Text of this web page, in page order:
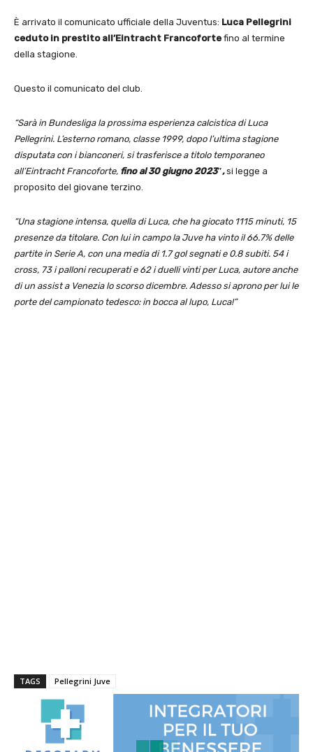
È arrivato il comunicato ufficiale della Juventus: Luca Pellegrini
ceduto in prestito all’Eintracht Francoforte fino al termine
della stagione.
Questo il comunicato del club.
“Sarà in Bundesliga la prossima esperienza calcistica di Luca
Pellegrini. L’esterno romano, classe 1999, dopo l’ultima stagione
disputata con i bianconeri, si trasferisce a titolo temporaneo
all’Eintracht Francoforte, fino al 30 giugno 2023″,si legge a
proposito del giovane terzino.
“Una stagione intensa, quella di Luca, che ha giocato 1115 minuti, 15
presenze da titolare. Con lui in campo la Juve ha vinto il 66.7% delle
partite in Serie A, con una media di 1.7 gol segnati e 0.8 subiti. 54 i
cross, 73 i palloni recuperati e 62 i duelli vinti per Luca, autore anche
di un assist a Venezia lo scorso dicembre. Adesso si aprono per lui le
porte del campionato tedesco: in bocca al lupo, Luca!”
TAGS Pellegrini Juve